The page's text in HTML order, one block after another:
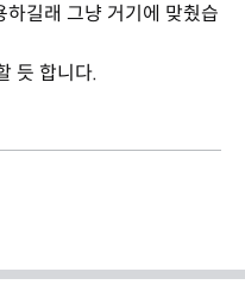
길래 그냥 거기에 맞췄습
듯 합니다.